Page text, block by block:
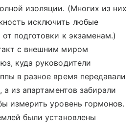
изоляции. (Многих из них
исключить любые
подготовки к экзаменам.)
с внешним миром
куда руководители
в разное время передавали
а из апартаментов забирали
измерить уровень гормонов.
были установлены